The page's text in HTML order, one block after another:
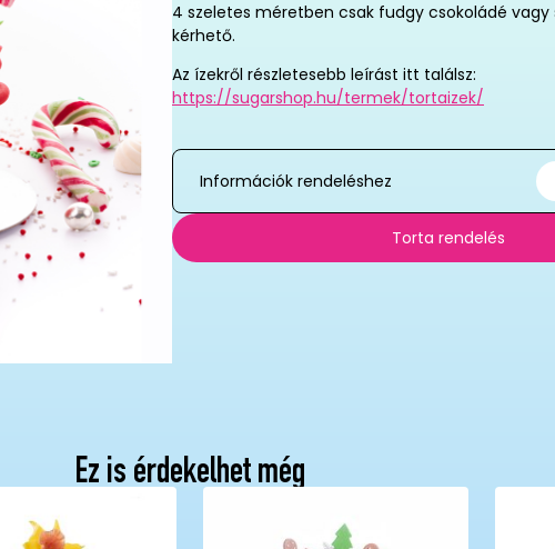
4 szeletes méretben csak fudgy csokoládé vagy
kérhető.
Az ízekről részletesebb leírást itt találsz:
https://sugarshop.hu/termek/tortaizek/
Információk rendeléshez
Torta rendelés
Ez is érdekelhet még